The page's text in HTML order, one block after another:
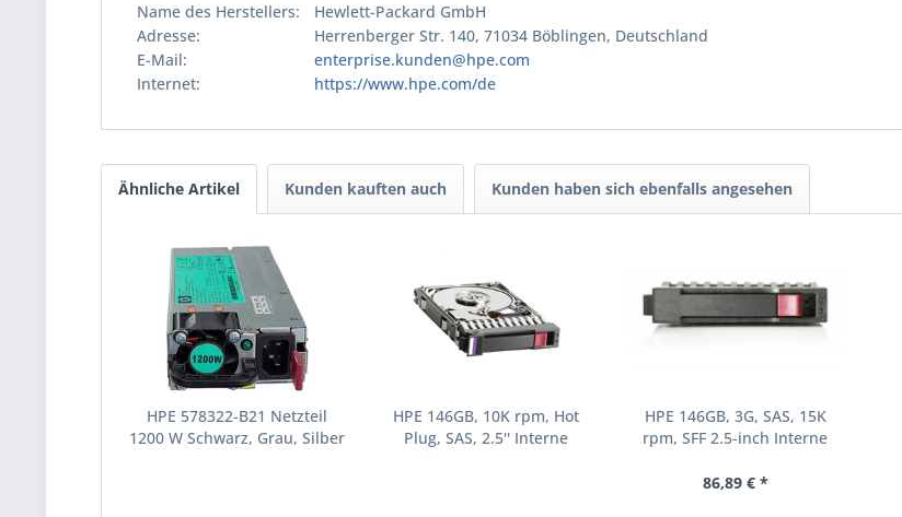
Name des Herstellers:
Hewlett-Packard GmbH
Adresse:
Herrenberger Str. 140, 71034 Böblingen, Deutschland
E-Mail:
enterprise.kunden@hpe.com
Internet:
https://www.hpe.com/de
Ähnliche Artikel Kunden kauften auch Kunden haben sich ebenfalls angesehen
HPE 578322-B21 Netzteil
1200 W Schwarz, Grau, Silber
HPE 146GB, 10K rpm, Hot
Plug, SAS, 2.5'' Interne
HPE 146GB, 3G, SAS, 15K
rpm, SFF 2.5-inch Interne
(504062-B21)
86,89 € *